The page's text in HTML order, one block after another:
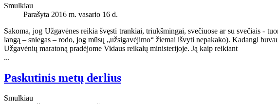
Smulkiau
Parašyta 2016 m. vasario 16 d.
Sakoma, jog Užgavėnes reikia švęsti trankiai, triukšmingai, svečiuose ar su svečiais -
langą – sniegas – rodo, jog mūsų „užsigavėjimo“ žiemai išvyti nepakako). Kadangi
Užgavėnių maratoną pradėjome Vidaus reikalų ministerijoje. Ją kaip reikiant
...
Paskutinis metų derlius
Smulkiau